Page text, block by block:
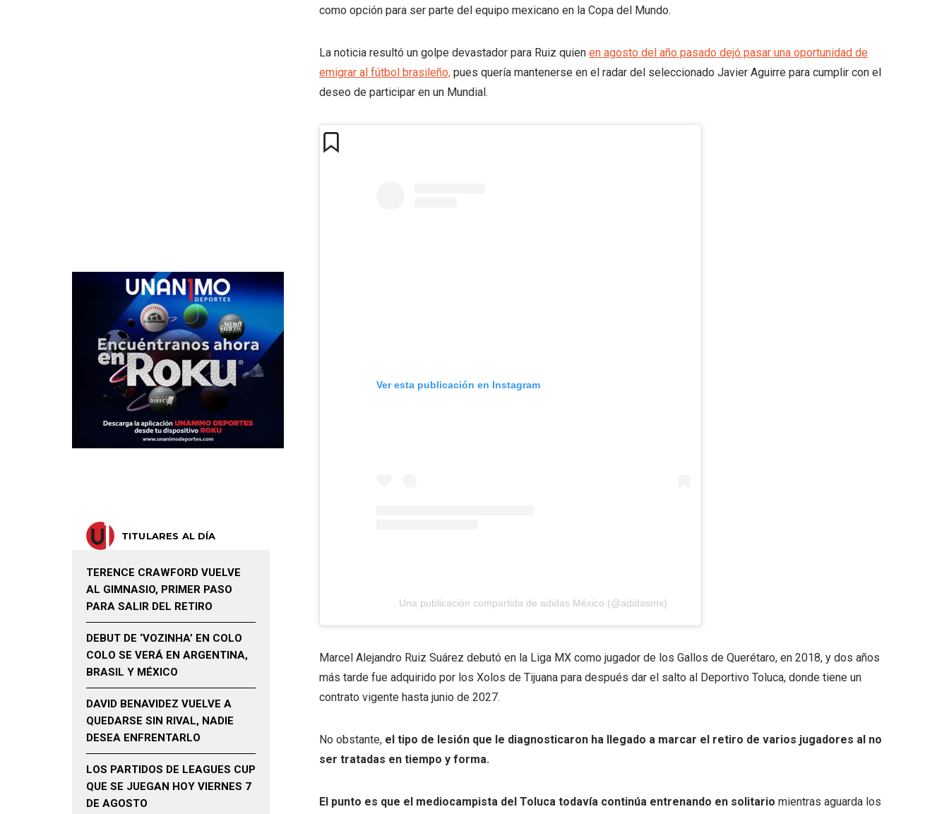
como opción para ser parte del equipo mexicano en la Copa del Mundo.
La noticia resultó un golpe devastador para Ruiz quien en agosto del año pasado dejó pasar una oportunidad de
emigrar al fútbol brasileño, pues quería mantenerse en el radar del seleccionado Javier Aguirre para cumplir con el
deseo de participar en un Mundial.
Ver esta publicación en Instagram
Una publicación compartida de adidas México (@adidasmx)
Marcel Alejandro Ruiz Suárez debutó en la Liga MX como jugador de los Gallos de Querétaro, en 2018, y dos años
más tarde fue adquirido por los Xolos de Tijuana para después dar el salto al Deportivo Toluca, donde tiene un
contrato vigente hasta junio de 2027.
No obstante, el tipo de lesión que le diagnosticaron ha llegado a marcar el retiro de varios jugadores al no
ser tratadas en tiempo y forma.
El punto es que el mediocampista del Toluca todavía continúa entrenando en solitario mientras aguarda los
TITULARES AL DÍA
TERENCE CRAWFORD VUELVE
AL GIMNASIO, PRIMER PASO
PARA SALIR DEL RETIRO
DEBUT DE ‘VOZINHA’ EN COLO
COLO SE VERÁ EN ARGENTINA,
BRASIL Y MÉXICO
DAVID BENAVIDEZ VUELVE A
QUEDARSE SIN RIVAL, NADIE
DESEA ENFRENTARLO
LOS PARTIDOS DE LEAGUES CUP
QUE SE JUEGAN HOY VIERNES 7
DE AGOSTO